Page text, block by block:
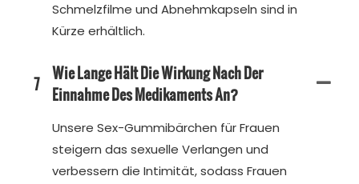
Schmelzfilme und Abnehmkapseln sind in
Kürze erhältlich.
7
Wie Lange Hält Die Wirkung Nach Der
Einnahme Des Medikaments An?
Unsere Sex-Gummibärchen für Frauen
steigern das sexuelle Verlangen und
verbessern die Intimität, sodass Frauen